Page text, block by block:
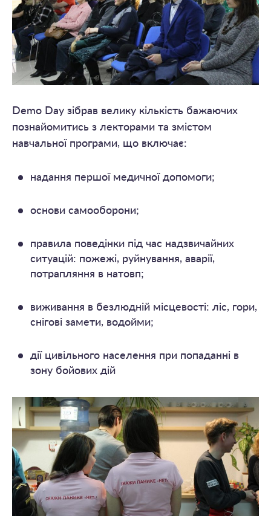
Demo Day зібрав велику кількість бажаючих
познайомитись з лекторами та змістом
навчальної програми, що включає:
надання першої медичної допомоги;
основи самооборони;
правила поведінки під час надзвичайних
ситуацій: пожежі, руйнування, аварії,
потрапляння в натовп;
виживання в безлюдній місцевості: ліс, гори,
снігові замети, водойми;
дії цивільного населення при попаданні в
зону бойових дій